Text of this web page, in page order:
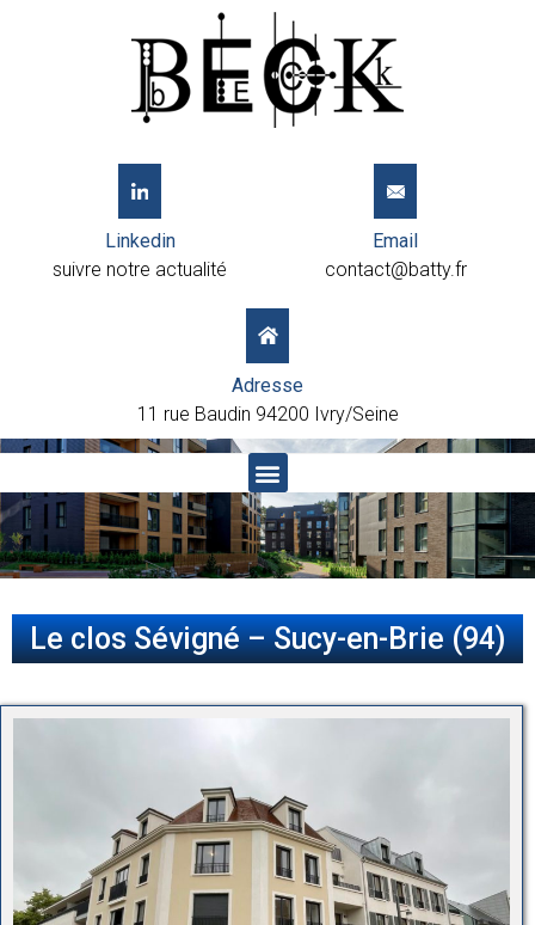
Linkedin
suivre notre actualité
Email
contact@batty.fr
Adresse
11 rue Baudin 94200 Ivry/Seine
Le clos Sévigné – Sucy-en-Brie (94)